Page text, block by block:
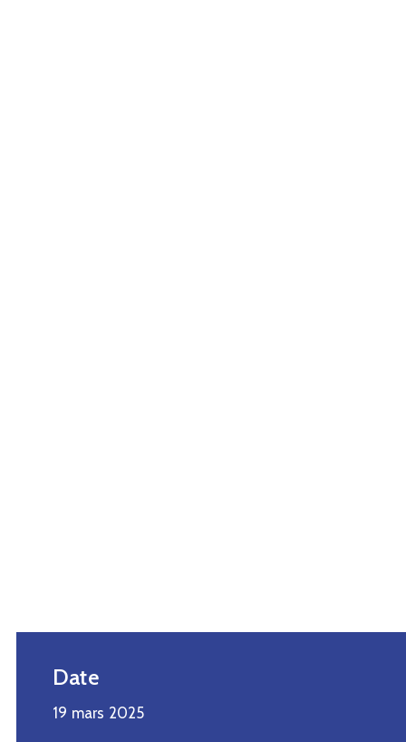
Date
19 mars 2025